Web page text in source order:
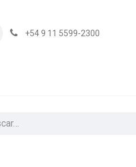
+54 9 11 5599-2300